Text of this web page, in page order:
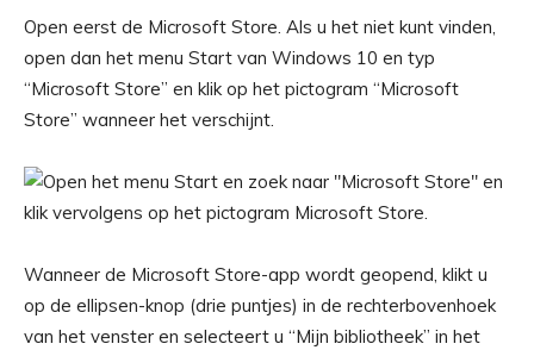
Open eerst de Microsoft Store. Als u het niet kunt vinden,
open dan het menu Start van Windows 10 en typ
“Microsoft Store” en klik op het pictogram “Microsoft
Store” wanneer het verschijnt.
Wanneer de Microsoft Store-app wordt geopend, klikt u
op de ellipsen-knop (drie puntjes) in de rechterbovenhoek
van het venster en selecteert u “Mijn bibliotheek” in het